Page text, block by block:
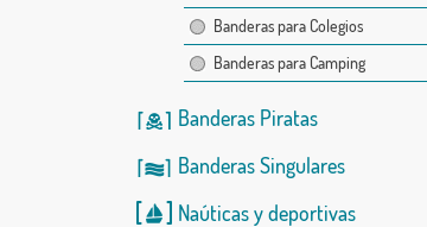
Banderas para Colegios
Banderas para Camping
Banderas Piratas
Banderas Singulares
Naúticasydeportivas